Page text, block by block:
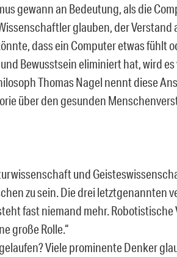
gewann an Bedeutung, als die
glauben, der
dass ein Computer etwas fühlt
Bewusstsein eliminiert hat, wird
Thomas Nagel nennt diese
über den gesunden
und
zu sein. Die drei letztgenannten
fast niemand mehr.
große Rolle.“
Viele prominente Denker